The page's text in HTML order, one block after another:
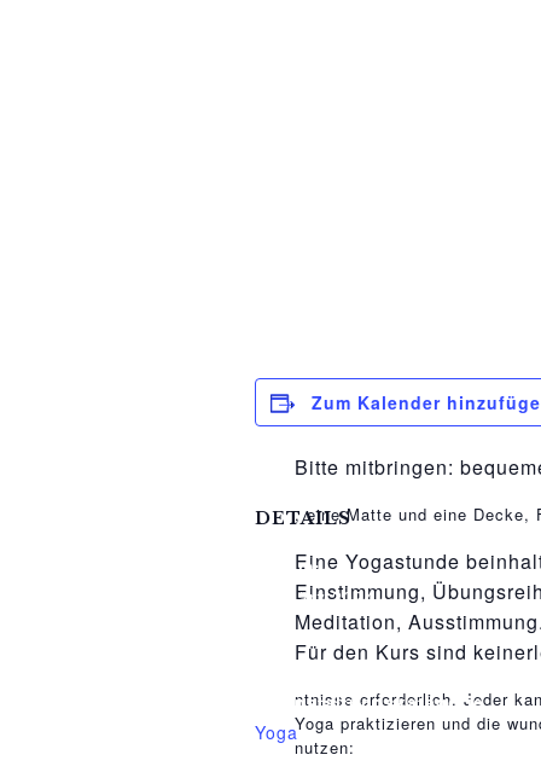
Von nun an montags
Gessiner Mittelhof….
Bitte mitbringen:
osteopathe-nyon-cabinet-
, eine Matte und eine Decke,
Eine Yogastunde
Einstimmung,
Meditation,
Für den Kurs sind
relaisvih12
ntnisse erforderlich. Jeder
Yoga praktizieren und die
nutzen:
Zum Kalender
DETAILS
Datum:
11.März.2024
Zeit:
18:30 - 19:30
Veranstaltungskategorie:
Yoga